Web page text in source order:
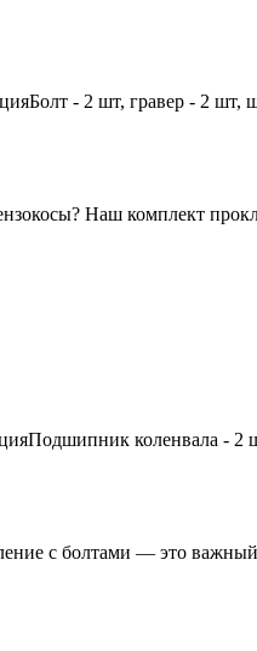
- 2 шт, гравер - 2 шт,
Наш комплект
коленвала - 2
с болтами — это